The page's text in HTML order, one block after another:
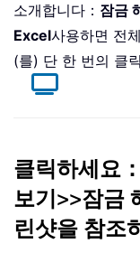
소개합니다： 잠금
Excel사용하면 전
(를) 단 한 번의 클
클릭하세요：
보기>>잠금
린샷을 참조